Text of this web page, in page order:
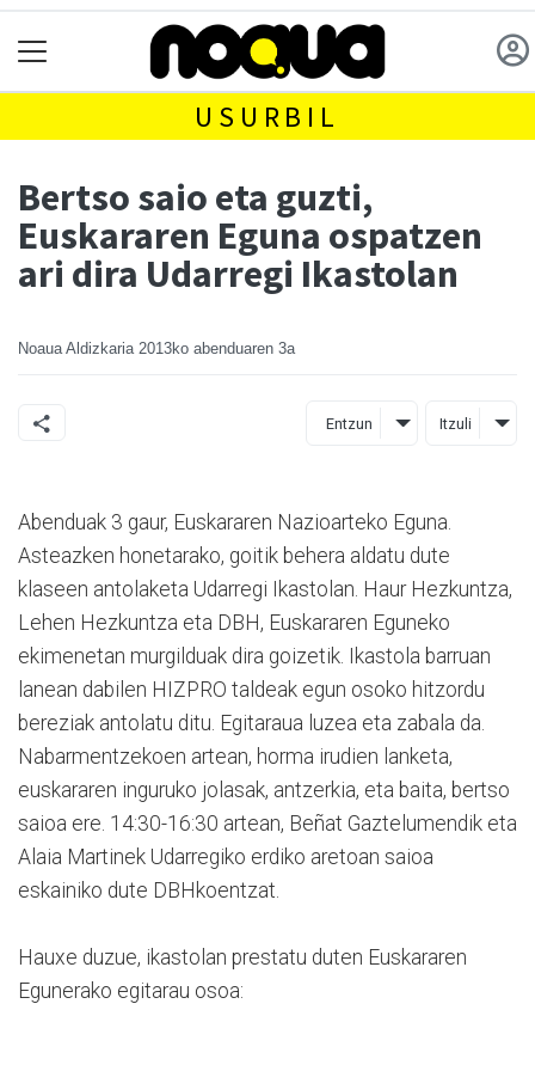
USURBIL
Bertso saio eta guzti,
Euskararen Eguna ospatzen
ari dira Udarregi Ikastolan
Noaua Aldizkaria 2013ko abenduaren 3a
Entzun Itzuli
Abenduak 3 gaur, Euskararen Nazioarteko Eguna.
Asteazken honetarako, goitik behera aldatu dute
klaseen antolaketa Udarregi Ikastolan. Haur Hezkuntza,
Lehen Hezkuntza eta DBH, Euskararen Eguneko
ekimenetan murgilduak dira goizetik. Ikastola barruan
lanean dabilen HIZPRO taldeak egun osoko hitzordu
bereziak antolatu ditu. Egitaraua luzea eta zabala da.
Nabarmentzekoen artean, horma irudien lanketa,
euskararen inguruko jolasak, antzerkia, eta baita, bertso
saioa ere. 14:30-16:30 artean, Beñat Gaztelumendik eta
Alaia Martinek Udarregiko erdiko aretoan saioa
eskainiko dute DBHkoentzat.
Hauxe duzue, ikastolan prestatu duten Euskararen
Egunerako egitarau osoa: